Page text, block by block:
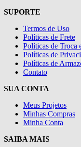
SUPORTE
Termos de Uso
Políticas de Frete
Políticas de Troca
Políticas de
Políticas de
Contato
SUA CONTA
Meus Projetos
Minhas Compras
Minha Conta
SAIBA MAIS